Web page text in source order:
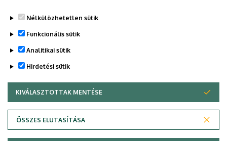
tevékenységen belül az interdiszciplinaritás is.
Legutóbb frissítve: 2026. 03. 24. 13:40
Nélkülözhetetlen sütik
Funkcionális sütik
Analitikai sütik
Hirdetési sütik
KIVÁLASZTOTTAK MENTÉSE
ÖSSZES ELUTASÍTÁSA
WITHDRAW CONSENT